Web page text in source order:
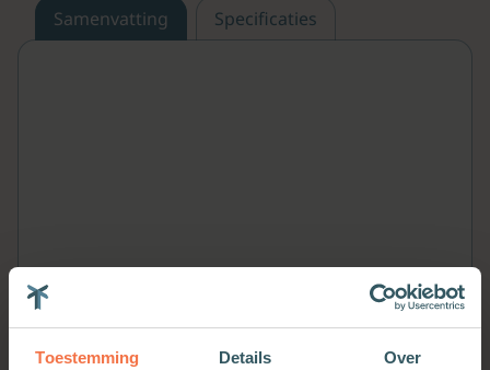
Toestemming Details Over
Samenvatting Specificaties